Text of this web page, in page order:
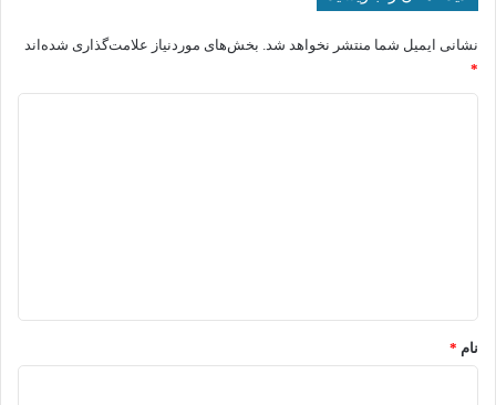
نشانی ایمیل شما منتشر نخواهد شد. بخش‌های موردنیاز علامت‌گذاری شده‌اند
*
نام *